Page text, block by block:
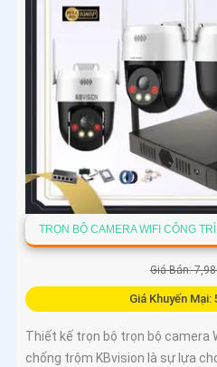
TRỌN BỘ CAMERA WIFI CÔNG
Giá Bán:
Giá Khuyến Mại:
Thiết kế trọn bộ trọn bộ camera
chống trộm KBvision là sự lựa